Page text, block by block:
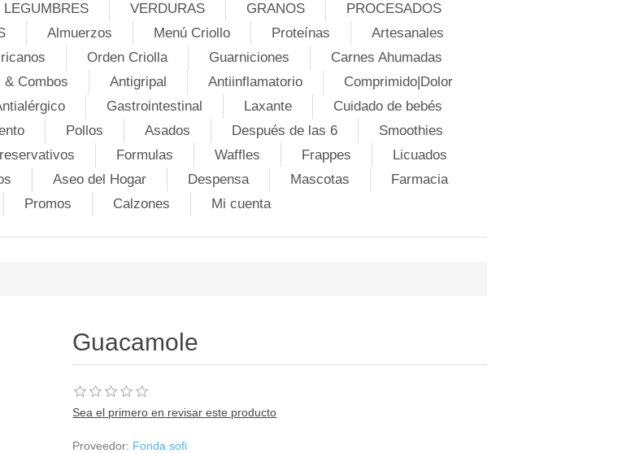
LEGUMBRES VERDURAS GRANOS
PROCESADOS
Almuerzos Menú Criollo Proteínas
Artesanales
Orden Criolla Guarniciones
Carnes Ahumadas
Combos Antigripal Antiinflamatorio
Comprimido|Dolor
Gastrointestinal Laxante
Cuidado de bebés
Pollos Asados Después de las 6
Smoothies
Formulas Waffles Frappes
Licuados
Aseo del Hogar Despensa Mascotas
Farmacia
Promos Calzones Mi cuenta
Guacamole
Sea el primero en revisar este producto
Proveedor: Fonda sofi